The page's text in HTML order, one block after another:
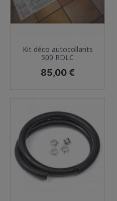
Kit déco autocollants
500 RDLC
Prix
85,00 €